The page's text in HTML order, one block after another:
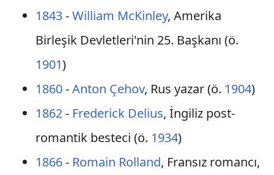
1843-William McKinley, Amerika
Birleşik Devletleri'nin 25. Başkanı (ö.
1901)
1860-Anton Çehov, Rus yazar (ö. 1904)
1862- Frederick Delius, İngiliz post-
romantik besteci (ö. 1934)
1866- Romain Rolland, Fransız romancı,